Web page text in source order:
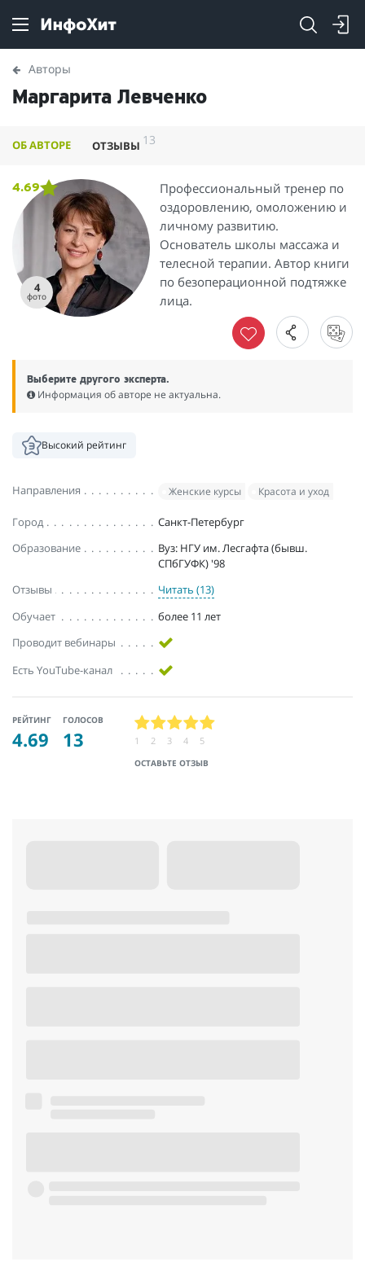
Авторы
Маргарита Левченко
ОБ АВТОРЕ ОТЗЫВЫ 13
4
фото
4.69
Профессиональный тренер по
оздоровлению, омоложению и
личному развитию.
Основатель школы массажа и
телесной терапии. Автор книги
по безоперационной подтяжке
лица.
Выберите другого эксперта.
Информация об авторе не актуальна.
Высокий рейтинг
Направления Женские курсы Красота и уход
Город
Санкт-Петербург
Образование
Вуз: НГУ им. Лесгафта (бывш.
СПбГУФК) '98
Отзывы
Читать (13)
Обучает
более 11 лет
Проводит вебинары
Есть YouTube-канал
РЕЙТИНГ
4.69
ГОЛОСОВ
13
ОСТАВЬТЕ ОТЗЫВ
1 2 3 4 5